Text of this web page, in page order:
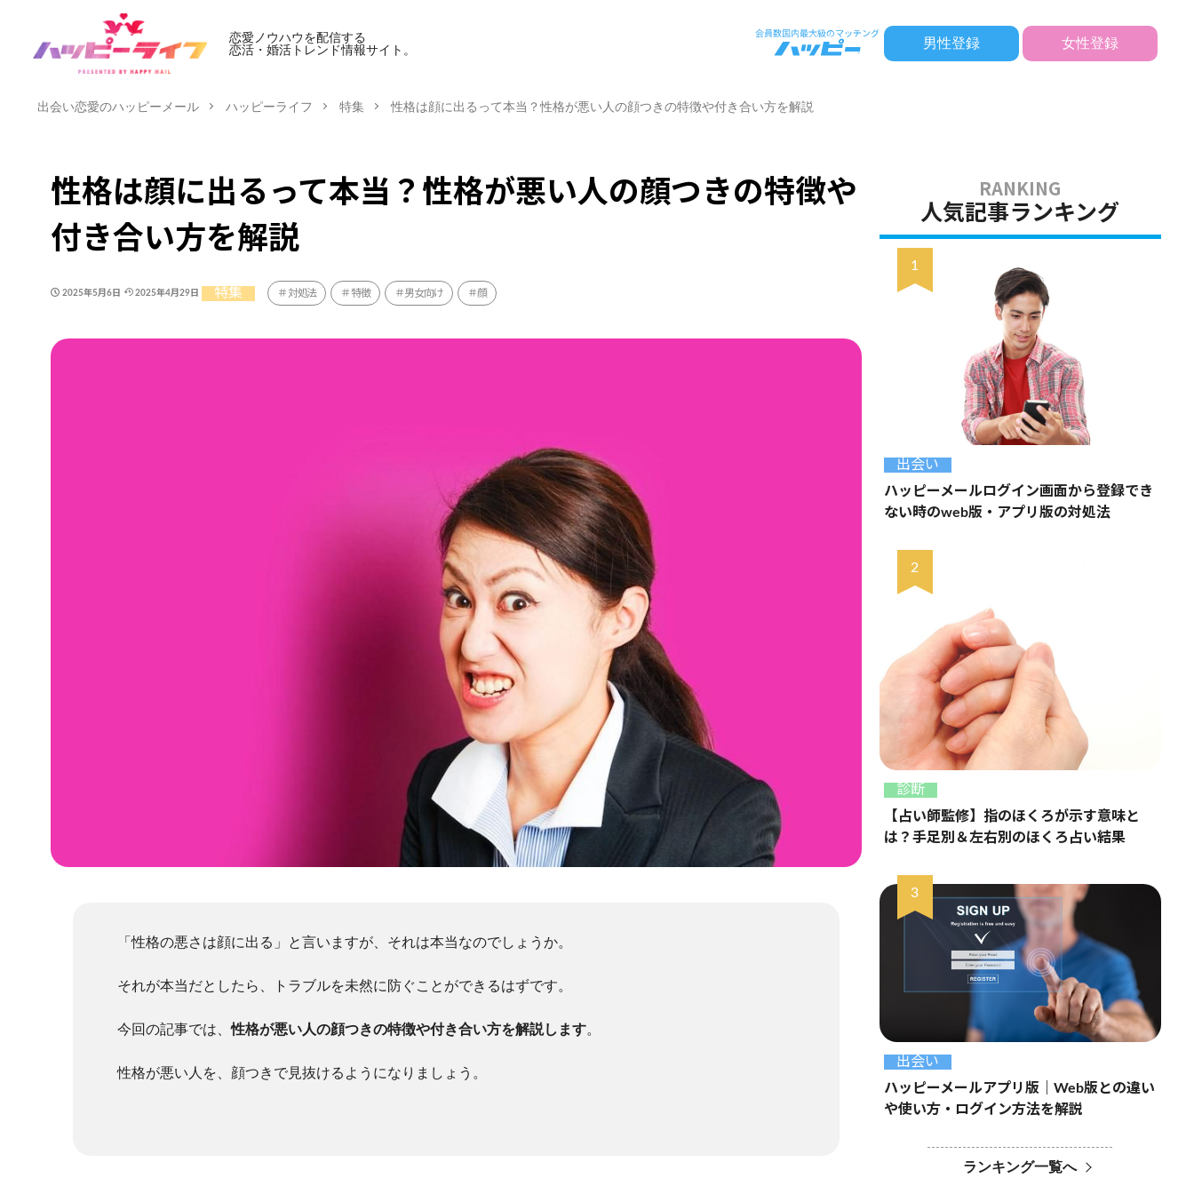
恋愛ノウハウを配信する
恋活・婚活トレンド情報サイト。
男性登録 女性登録
出会い恋愛のハッピーメール ハッピーライフ 特集 性格は顔に出るって本当？性格が悪い人の顔つきの特徴や付き合い方を解説
性格は顔に出るって本当？性格が悪い人の顔つきの特徴や
付き合い方を解説
2025年5月6日 2025年4月29日 特集 対処法 特徴 男女向け 顔
「性格の悪さは顔に出る」と言いますが、それは本当なのでしょうか。
それが本当だとしたら、トラブルを未然に防ぐことができるはずです。
今回の記事では、性格が悪い人の顔つきの特徴や付き合い方を解説します。
性格が悪い人を、顔つきで見抜けるようになりましょう。
人気記事ランキング
出会い
ハッピーメールログイン画面から登録でき
ない時のweb版・アプリ版の対処法
診断
【占い師監修】指のほくろが示す意味と
は？手足別＆左右別のほくろ占い結果
出会い
ハッピーメールアプリ版｜Web版との違い
や使い方・ログイン方法を解説
ランキング一覧へ